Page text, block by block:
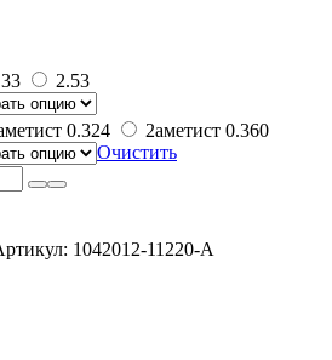
2.53
0.324
2аметист 0.360
Очистить
1042012-11220-A